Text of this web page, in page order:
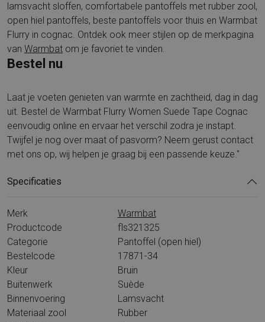
lamsvacht sloffen, comfortabele pantoffels met rubber zool,
open hiel pantoffels, beste pantoffels voor thuis en Warmbat
Flurry in cognac. Ontdek ook meer stijlen op de merkpagina
van Warmbat om je favoriet te vinden.
Bestel nu
Laat je voeten genieten van warmte en zachtheid, dag in dag
uit. Bestel de Warmbat Flurry Women Suede Tape Cognac
eenvoudig online en ervaar het verschil zodra je instapt.
Twijfel je nog over maat of pasvorm? Neem gerust contact
met ons op, wij helpen je graag bij een passende keuze."
Specificaties
Merk
Warmbat
Productcode
fls321325
Categorie
Pantoffel (open hiel)
Bestelcode
17871-34
Kleur
Bruin
Buitenwerk
Suède
Binnenvoering
Lamsvacht
Materiaal zool
Rubber